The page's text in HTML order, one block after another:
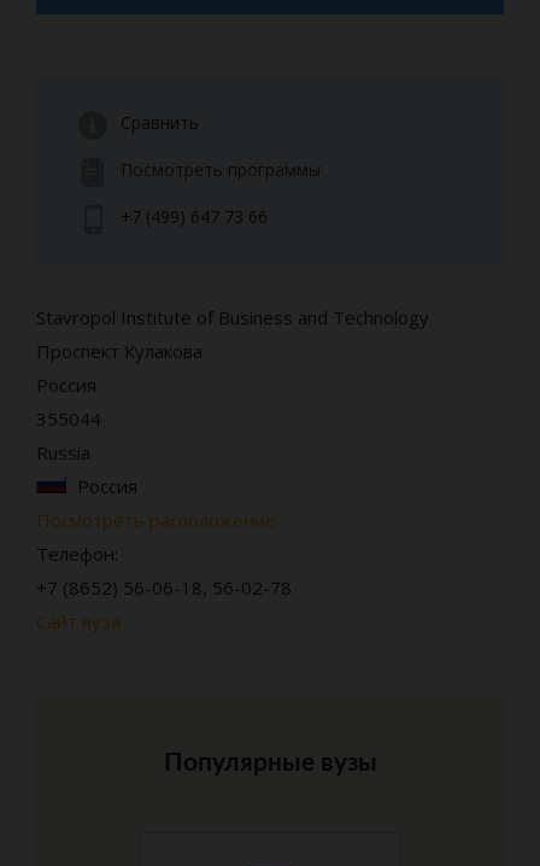
Сравнить
Посмотреть программы
+7 (499) 647 73 66
Stavropol Institute of Business and Technology
Проспект Кулакова
Россия
355044
Russia
Россия
Посмотреть расположение
Телефон:
+7 (8652) 56-06-18, 56-02-78
Сайт вуза
Популярные вузы